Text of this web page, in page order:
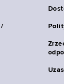
/